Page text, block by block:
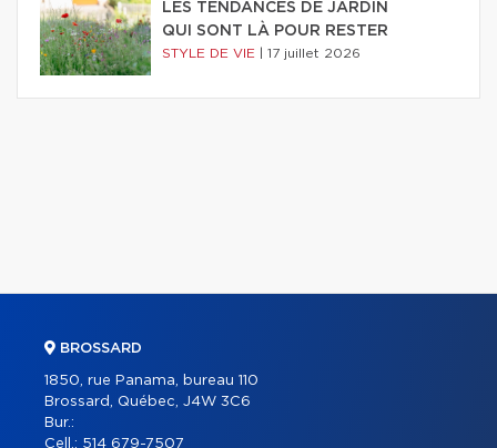
LES TENDANCES DE JARDIN
QUI SONT LÀ POUR RESTER
STYLE DE VIE 17 juillet 2026
BROSSARD
1850, rue Panama, bureau 110
Brossard, Québec, J4W 3C6
Bur.:
Cell.: 514 679-7507